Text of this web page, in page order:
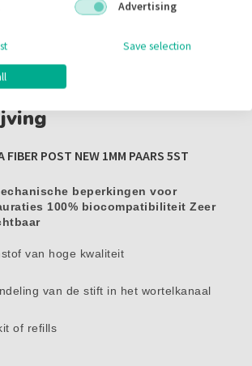
FIBER POST NEW 1MM PAARS 5ST
beperkingen voor
100% biocompatibiliteit Zeer
van hoge kwaliteit
van de stift in het wortelkanaal
of refills
Advertising
Save selection